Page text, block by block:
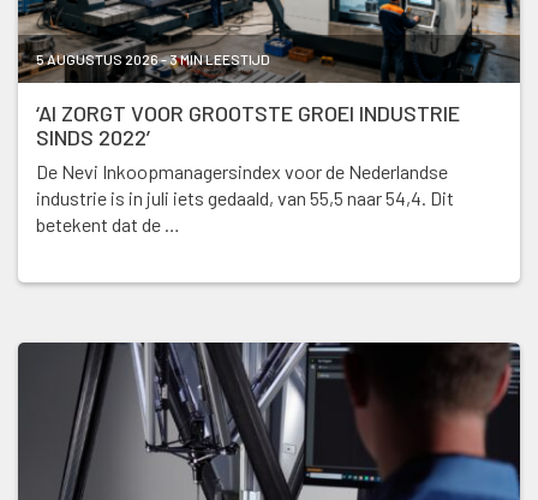
5 AUGUSTUS 2026 - 3 MIN LEESTIJD
‘AI ZORGT VOOR GROOTSTE GROEI INDUSTRIE
SINDS 2022’
De Nevi Inkoopmanagersindex voor de Nederlandse
industrie is in juli iets gedaald, van 55,5 naar 54,4. Dit
betekent dat de …